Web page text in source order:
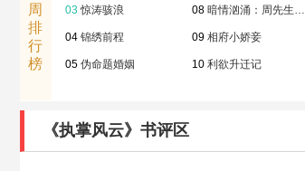
周
排
行
榜
03 惊涛骇浪
04 锦绣前程
05 伪命题婚姻
08 暗情汹涌：周先生…
09 相府小娇妾
10 利欲升迁记
《执掌风云》书评区